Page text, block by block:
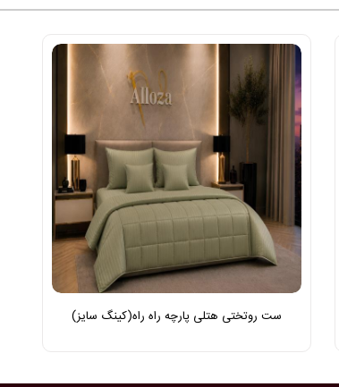
ست روتختی هتلی پارچه راه راه(کینگ سایز)